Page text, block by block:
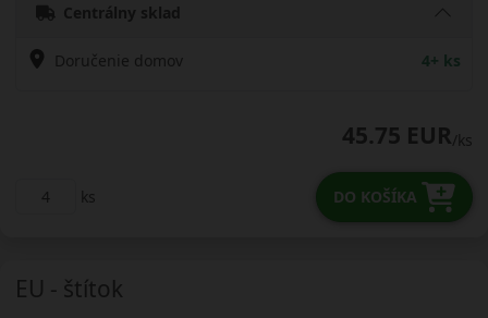
Centrálny sklad
Doručenie domov 4+ ks
45.75 EUR/ks
ks DO KOŠÍKA
EU - štítok